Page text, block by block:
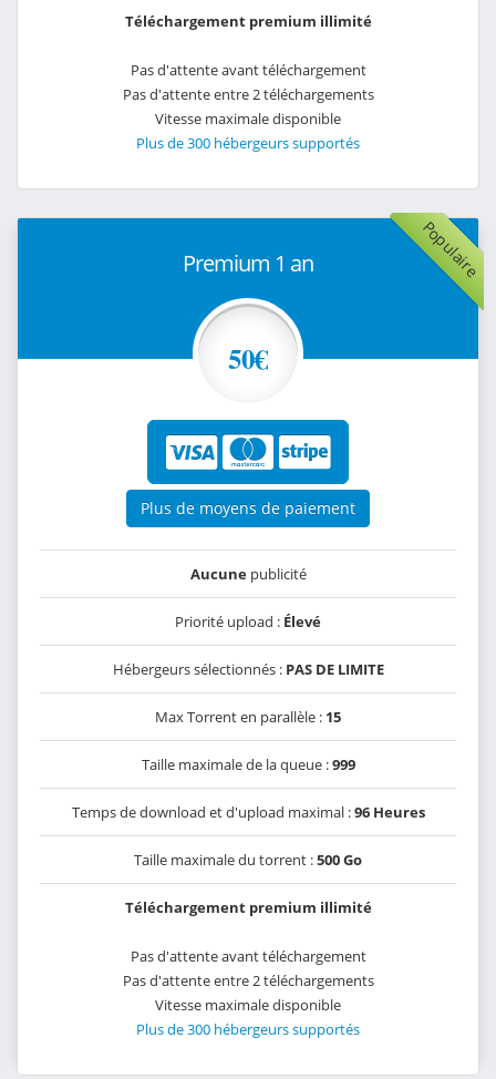
Téléchargement premium illimité
Pas d'attente avant téléchargement
Pas d'attente entre 2 téléchargements
Vitesse maximale disponible
Plus de 300 hébergeurs supportés
Populaire
Premium 1 an
50€
Plus de moyens de paiement
Aucunepublicité
Priorité upload : Élevé
Hébergeurs sélectionnés : PAS DE LIMITE
Max Torrent en parallèle : 15
Taille maximale de la queue :999
Temps de download et d'upload maximal :96 Heures
Taille maximale du torrent :500 Go
Téléchargement premium illimité
Pas d'attente avant téléchargement
Pas d'attente entre 2 téléchargements
Vitesse maximale disponible
Plus de 300 hébergeurs supportés